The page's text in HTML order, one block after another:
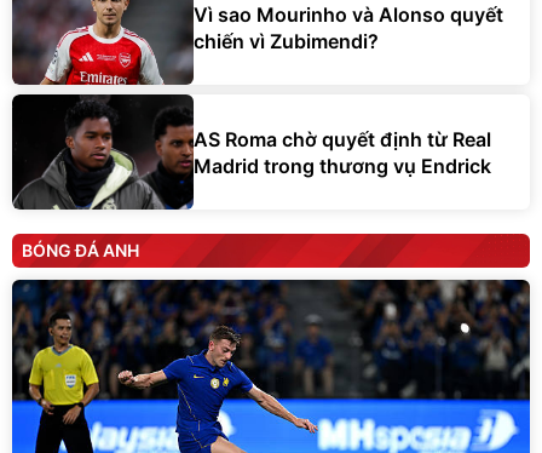
Vì sao Mourinho và Alonso quyết
chiến vì Zubimendi?
AS Roma chờ quyết định từ Real
Madrid trong thương vụ Endrick
BÓNG ĐÁ ANH